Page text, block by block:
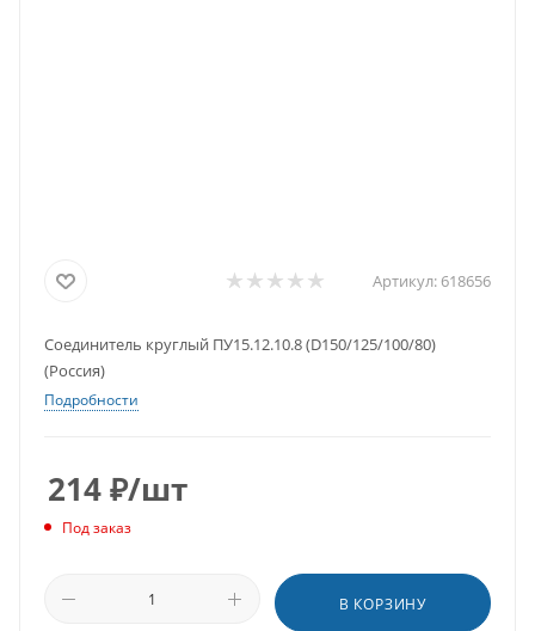
Артикул: 618656
Соединитель круглый ПУ15.12.10.8 (D150/125/100/80)
(Россия)
Подробности
214₽/шт
Под заказ
В КОРЗИНУ